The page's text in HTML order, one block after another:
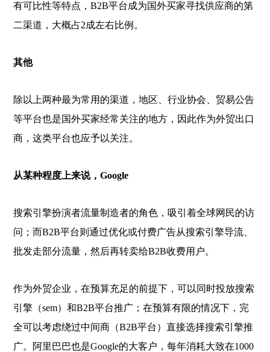
有可比性等特点，B2B平台成为国外买家寻找供应商的第
二渠道，大概占2成左右比例。
其他
除以上两种最为常用的渠道，地区、行业协会、贸易公告
等平台也是国外买家经常关注的地方，因此作为外贸出口
商，这类平台也应予以关注。
从某种程度上来说，Google
搜索引擎扮演者流量制造者的角色，吸引着全球网民的访
问；而B2B平台则通过优化或付费广告从搜索引擎导流、
批发走部分流量，然后再转卖给B2B收费用户。
作为外贸企业，在预算充足的前提下，可以同时投放搜索
引擎（sem）和B2B平台推广；在预算有限的情况下，完
全可以考虑绕过中间商（B2B平台）直接选择搜索引擎推
广。阿里巴巴也是Google的大客户，每年消耗大致在1000